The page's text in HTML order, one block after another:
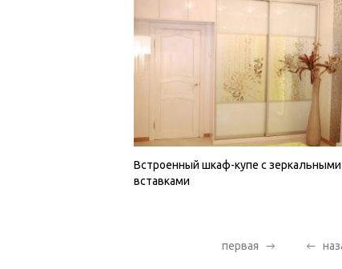
Встроенный шкаф-купе с зеркальными
вставками
первая